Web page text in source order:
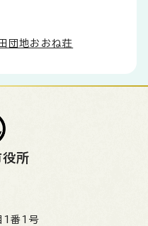
団地おおね荘
所
1番1号